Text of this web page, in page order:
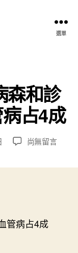
選單
森和診
占4成
在
亡
病
尚無留言
管病占4成